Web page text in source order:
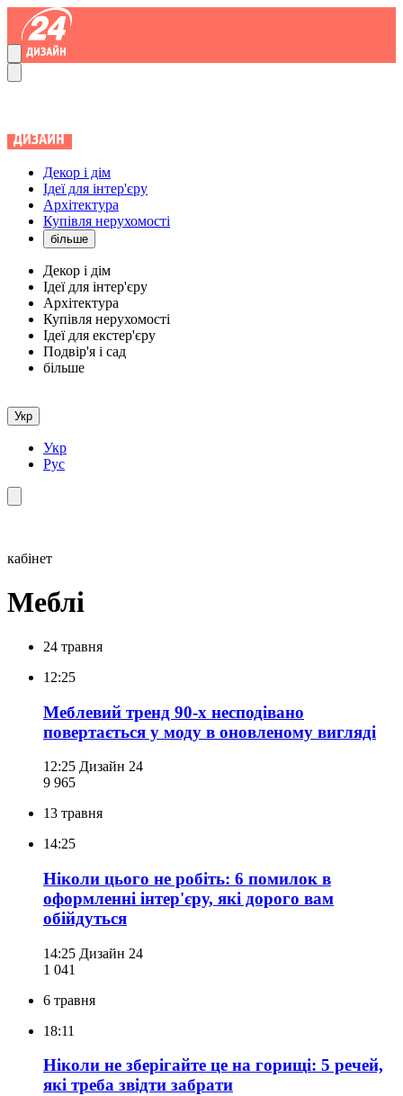
Декор і дім
Ідеї для інтер'єру
Архітектура
Купівля нерухомості
більше
Декор і дім
Ідеї для інтер'єру
Архітектура
Купівля нерухомості
Ідеї для екстер'єру
Подвір'я і сад
більше
Укр
Укр
Рус
кабінет
Меблі
24 травня
12:25
Меблевий тренд 90-х несподівано
повертається у моду в оновленому вигляді
12:25 Дизайн 24
9 965
13 травня
14:25
Ніколи цього не робіть: 6 помилок в
оформленні інтер'єру, які дорого вам
обійдуться
14:25 Дизайн 24
1 041
6 травня
18:11
Ніколи не зберігайте це на горищі: 5 речей,
які треба звідти забрати